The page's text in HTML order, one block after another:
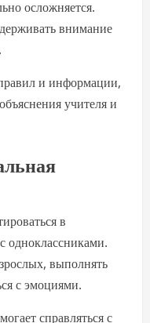
осложняется.
внимание
и информации,
учителя и
в
одноклассниками.
выполнять
с эмоциями.
справляться с